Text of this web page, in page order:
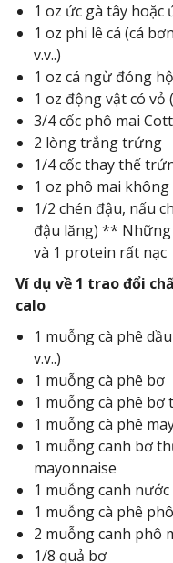
1 oz ức gà tây hoặc
1 oz phi lê cá (cá
v.v..)
1 oz cá ngừ đóng
1 oz động vật có
3/4 cốc phô mai
2 lòng trắng trứng
1/4 cốc thay thế
1 oz phô mai không
1/2 chén đậu, nấu
đậu lăng) **
và 1 protein rất nạc
Ví dụ về 1 trao đổi
calo
1 muỗng cà phê
v.v..)
1 muỗng cà phê bơ
1 muỗng cà phê bơ
1 muỗng cà phê
1 muỗng canh bơ
mayonnaise
1 muỗng canh nước
1 muỗng cà phê
2 muỗng canh phô
1/8 quả bơ